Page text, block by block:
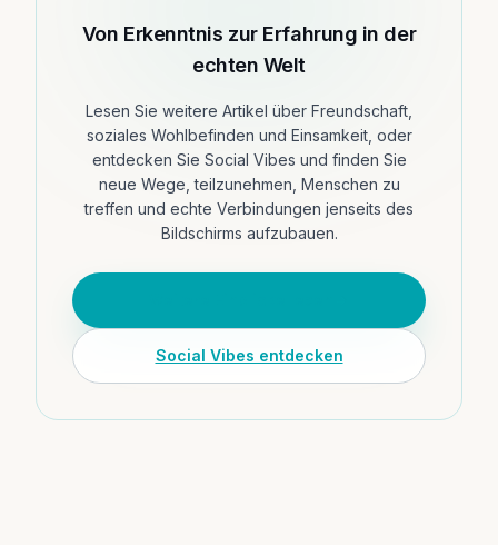
Von Erkenntnis zur Erfahrung in der
echten Welt
Lesen Sie weitere Artikel über Freundschaft,
soziales Wohlbefinden und Einsamkeit, oder
entdecken Sie Social Vibes und finden Sie
neue Wege, teilzunehmen, Menschen zu
treffen und echte Verbindungen jenseits des
Bildschirms aufzubauen.
Social Vibes entdecken